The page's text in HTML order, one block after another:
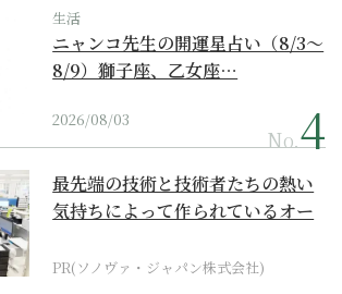
生活
ニャンコ先生の開運星占い（8/3～
8/9）獅子座、乙女座…
2026/08/03
No.
最先端の技術と技術者たちの熱い
気持ちによって作られているオー
PR(ソノヴァ・ジャパン株式会社)